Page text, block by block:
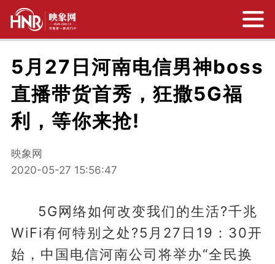
5月27日河南电信男神boss
直播带货首秀，狂撒5G福
利，等你来抢!
映象网
2020-05-27 15:56:47
5G网络如何改变我们的生活?千兆
WiFi有何特别之处?5月27日19：30开
始，中国电信河南公司将举办“全民换